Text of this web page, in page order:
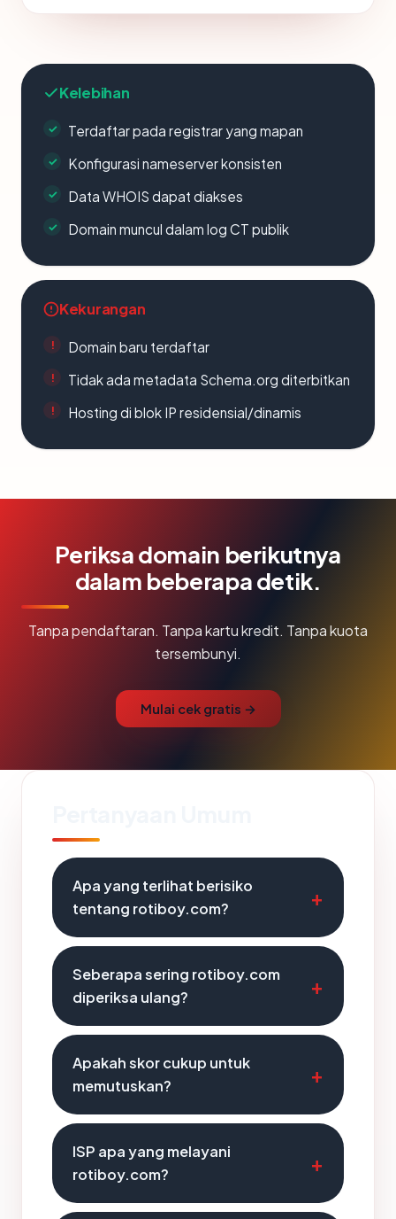
Kelebihan
Terdaftar pada registrar yang mapan
Konfigurasi nameserver konsisten
Data WHOIS dapat diakses
Domain muncul dalam log CT publik
Kekurangan
Domain baru terdaftar
Tidak ada metadata Schema.org diterbitkan
Hosting di blok IP residensial/dinamis
Periksa domain berikutnya
dalam beberapa detik.
Tanpa pendaftaran. Tanpa kartu kredit. Tanpa kuota
tersembunyi.
Mulai cek gratis →
Apa yang terlihat berisiko
tentang rotiboy.com?
Seberapa sering rotiboy.com
diperiksa ulang?
Apakah skor cukup untuk
memutuskan?
ISP apa yang melayani
rotiboy.com?